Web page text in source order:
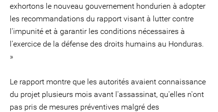
exhortons le nouveau gouvernement hondurien à adopter
les recommandations du rapport visant à lutter contre
l'impunité et à garantir les conditions nécessaires à
l'exercice de la défense des droits humains au Honduras.
»
Le rapport montre que les autorités avaient connaissance
du projet plusieurs mois avant l'assassinat, qu'elles n'ont
pas pris de mesures préventives malgré des